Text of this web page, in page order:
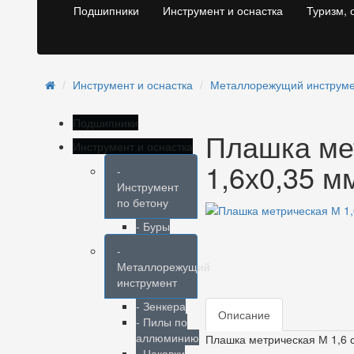
Подшипники Инструмент и оснастка Туризм,
Инструмент и оснастка Металлорежущий
Подшипники
Инструмент и оснастка
-
Инструмент
по бетону
- Буры
-
Металлорежущий
инструмент
- Зенкера
- Пилы по
аллюминию
Плашка
1,6х0,35
Описание
Плашка метрическая М 1,6